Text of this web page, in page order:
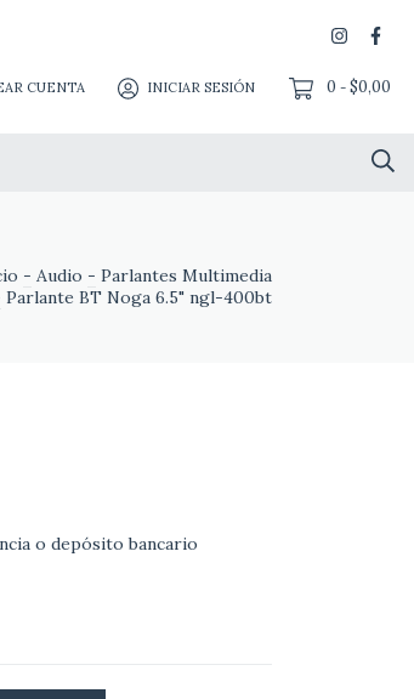
CUENTA INICIAR SESIÓN 0 - $0,00
- Audio - Parlantes Multimedia
Parlante BT Noga 6.5" ngl-400bt
o depósito bancario